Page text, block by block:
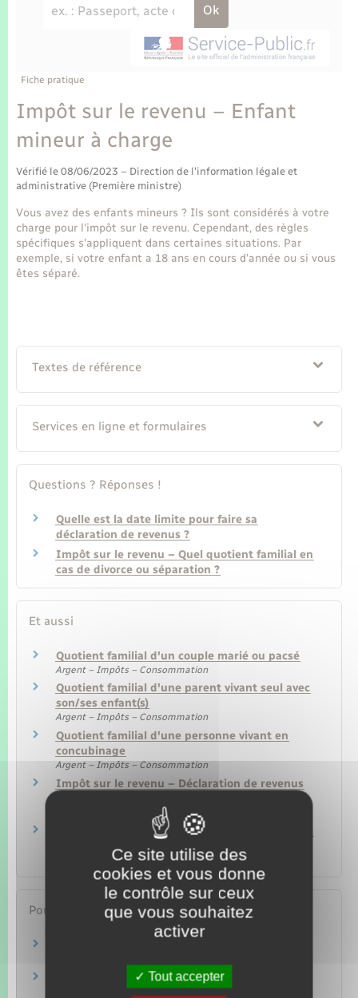
Etat-civil - Papiers - Citoyenneté
Parrainage civil
Recensement
Loisirs
Nouvel habitant
Numérique
Organisation d’événement
Seniors
Transports
Transports scolaires
Voirie et espace public
Travaux - Autorisation d’occupation de l’espace
Plan interactif
Présentation de la commune
Publications
La Communauté de communes
Fiche pratique
Impôt sur le revenu – Enfant
mineur à charge
Vérifié le 08/06/2023 – Direction de l'information légale et
administrative (Première ministre)
Vous avez des enfants mineurs ? Ils sont considérés à votre
charge pour l'impôt sur le revenu. Cependant, des règles
spécifiques s'appliquent dans certaines situations. Par
exemple, si votre enfant a 18 ans en cours d'année ou si vous
êtes séparé.
Textes de référence
Services en ligne et formulaires
Questions ? Réponses !
Quelle est la date limite pour faire sa
déclaration de revenus ?
Impôt sur le revenu – Quel quotient familial en
cas de divorce ou séparation ?
Et aussi
Quotient familial d'un couple marié ou pacsé
Argent – Impôts – Consommation
Quotient familial d'une parent vivant seul avec
son/ses enfant(s)
Argent – Impôts – Consommation
Quotient familial d'une personne vivant en
concubinage
Argent – Impôts – Consommation
Impôt sur le revenu – Déclaration de revenus
Argent – Impôts – Consommation
Impôt sur le revenu – Déclarer un changement
de situation familiale
Argent – Impôts – Consommation
Pour en savoir plus
J'ai de nouvelles personnes à charge
Ministère chargé des finances
Ce site utilise des
cookies et vous donne
le contrôle sur ceux
que vous souhaitez
activer
Tout accepter